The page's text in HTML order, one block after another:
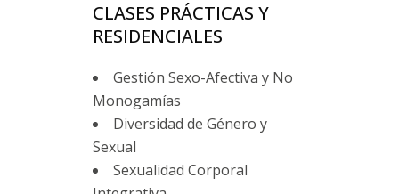
CLASES PRÁCTICAS Y
RESIDENCIALES
Gestión Sexo-Afectiva y No
Monogamías
Diversidad de Género y
Sexual
Sexualidad Corporal